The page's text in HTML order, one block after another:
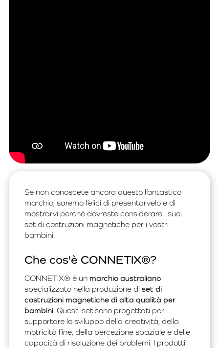
Se non conoscete ancora questo fantastico
marchio, saremo felici di presentarvelo e di
mostrarvi perché dovreste considerare i suoi
set di costruzioni magnetiche per i vostri
bambini.
Che cos'è CONNETIX®?
CONNETIX® è un marchio australiano
specializzato nella produzione di set di
costruzioni magnetiche di alta qualità per
bambini . Questi set sono progettati per
supportare lo sviluppo della creatività, della
motricità fine, della percezione spaziale e delle
capacità di risoluzione dei problemi. I prodotti